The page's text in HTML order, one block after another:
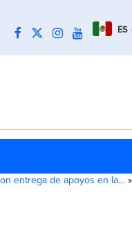
ES
entrega de apoyos en la… »